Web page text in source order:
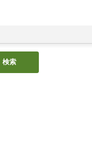
検索